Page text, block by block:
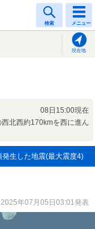
検索 メニュー
現在地
08日15:00現在
北西約170kmを西に進ん
生した地震(最大震度4)
2025年07月05日03:01発表